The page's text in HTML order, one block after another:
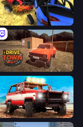
Car Crash Simulator Royale
DriveTown
Offroad Masters Challenge